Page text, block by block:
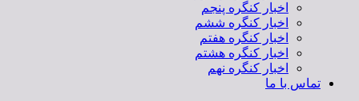
اخبار کنگره پنجم
اخبار کنگره ششم
اخبار کنگره هفتم
اخبار کنگره هشتم
اخبار کنگره نهم
تماس با ما